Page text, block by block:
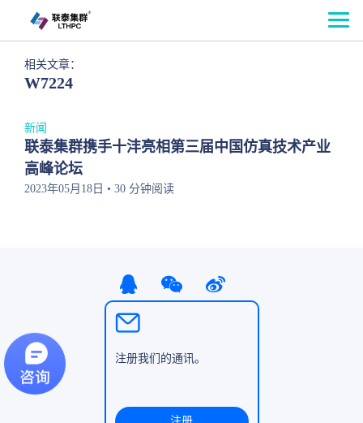
相关文章：
W7224
新闻
联泰集群携手十沣亮相第三届中国仿真技术产业
高峰论坛
2023年05月18日 • 30 分钟阅读
注册我们的通讯。